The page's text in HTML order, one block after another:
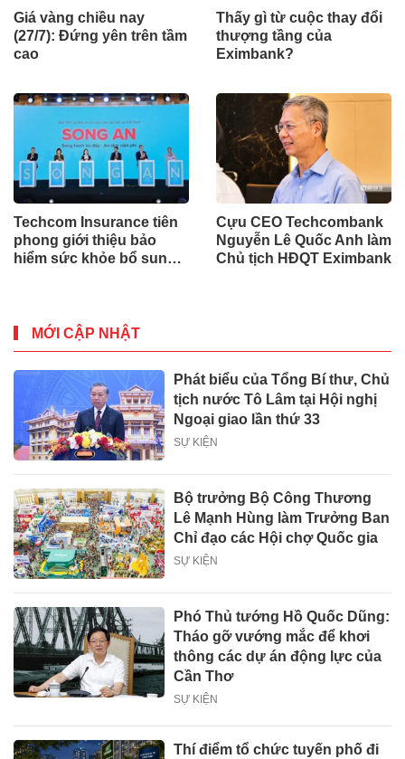
Giá vàng chiều nay
(27/7): Đứng yên trên tầm
cao
Thấy gì từ cuộc thay đổi
thượng tầng của
Eximbank?
Techcom Insurance tiên
phong giới thiệu bảo
hiểm sức khỏe bổ sung
Cựu CEO Techcombank
Nguyễn Lê Quốc Anh làm
Chủ tịch HĐQT Eximbank
MỚI CẬP NHẬT
Phát biểu của Tổng Bí thư, Chủ
tịch nước Tô Lâm tại Hội nghị
Ngoại giao lần thứ 33
SỰ KIỆN
Bộ trưởng Bộ Công Thương
Lê Mạnh Hùng làm Trưởng Ban
Chỉ đạo các Hội chợ Quốc gia
SỰ KIỆN
Phó Thủ tướng Hồ Quốc Dũng:
Tháo gỡ vướng mắc để khơi
thông các dự án động lực của
Cần Thơ
SỰ KIỆN
Thí điểm tổ chức tuyến phố đi